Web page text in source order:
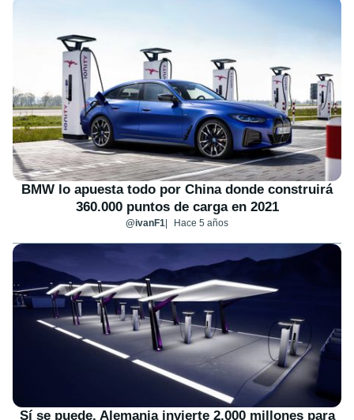
BMW lo apuesta todo por China donde construirá
360.000 puntos de carga en 2021
@ivanF1 Hace 5 años
Sí se puede. Alemania invierte 2.000 millones para